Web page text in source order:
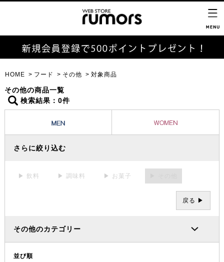
HOME フード その他 対象商品
その他の商品一覧
検索結果：0件
さらに絞り込む
▶ 飲料 ▶ 調味料 ▶ お菓子
戻る ▶
その他のカテゴリー
並び順